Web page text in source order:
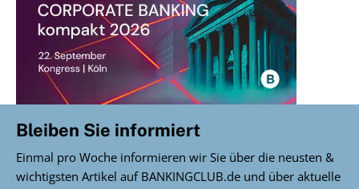
Bleiben Sie informiert
Einmal pro Woche informieren wir Sie über die neusten &
wichtigsten Artikel auf BANKINGCLUB.de und über aktuelle